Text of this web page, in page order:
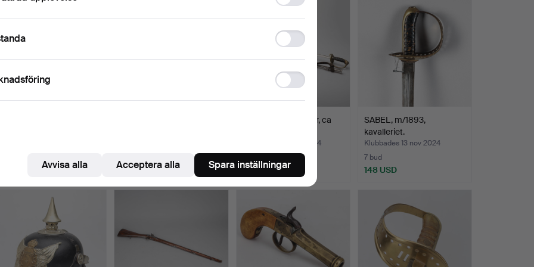
32 USD
SABEL, underofficer, ca
Klubbades 30 nov 2024
159 USD
SABEL, m/1893,
kavalleriet.
Klubbades 13 nov 2024
7 bud
148 USD
storage
Statistics
storage
Ad
storage
Avvisa alla Acceptera alla Spara inställningar